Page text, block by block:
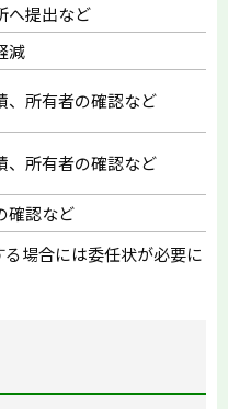
へ提出など
減
、所有者の確認など
、所有者の確認など
確認など
場合には委任状が必要に